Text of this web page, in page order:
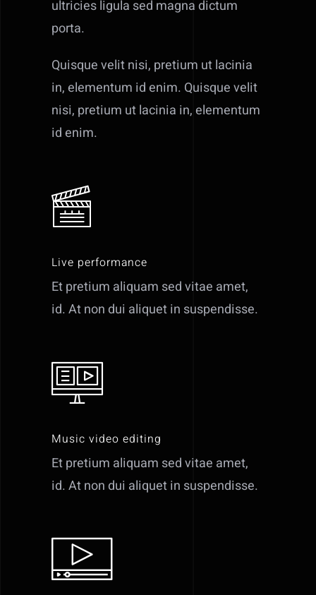
ultricies ligula sed magna dictum
porta.
Quisque velit nisi, pretium ut lacinia
in, elementum id enim. Quisque velit
nisi, pretium ut lacinia in, elementum
id enim.
Live performance
Et pretium aliquam sed vitae amet,
id. At non dui aliquet in suspendisse.
Music video editing
Et pretium aliquam sed vitae amet,
id. At non dui aliquet in suspendisse.